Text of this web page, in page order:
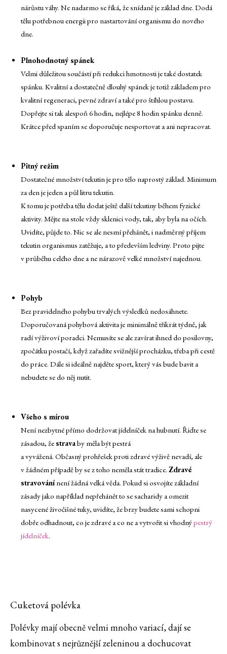
nárůstu váhy. Ne nadarmo se říká, že snídaně je základ dne. Dodá
tělu potřebnou energii pro nastartování organismu do nového
dne.
Plnohodnotný spánek
Velmi důležitou součástí při redukci hmotnosti je také dostatek
spánku. Kvalitní a dostatečně dlouhý spánek je totiž základem pro
kvalitní regeneraci, pevné zdraví a také pro štíhlou postavu.
Dopřejte si tak alespoň 6 hodin, nejlépe 8 hodin spánku denně.
Krátce před spaním se doporučuje nesportovat a ani nepracovat.
Pitný režim
Dostatečné množství tekutin je pro tělo naprostý základ. Minimum
za den je jeden a půl litru tekutin.
K tomu je potřeba tělu dodat ještě další tekutiny během fyzické
aktivity. Mějte na stole vždy sklenici vody, tak, aby byla na očích.
Uvidíte, půjde to. Nic se ale nesmí přehánět, i nadměrný příjem
tekutin organismus zatěžuje, a to především ledviny. Proto pijte
v průběhu celého dne a ne nárazově velké množství najednou.
Pohyb
Bez pravidelného pohybu trvalých výsledků nedosáhnete.
Doporučovaná pohybová aktivita je minimálně třikrát týdně, jak
radí výživoví poradci. Nemusíte se ale zavírat ihned do posilovny,
zpočátku postačí, když zařadíte svižnější procházku, třeba při cestě
do práce. Dále si ideálně najděte sport, který vás bude bavit a
nebudete se do něj nutit.
Všeho s mírou
Není nezbytné přímo dodržovat jídelníček na hubnutí. Řiďte se
zásadou, žestravaby měla být pestrá
a vyvážená. Občasný prohřešek proti zdravé výživě nevadí, ale
v žádném případě by se z toho neměla stát tradice. Zdravé
stravování není žádná velká věda. Pokud si osvojíte základní
zásady jako například nepřehánět to se sacharidy a omezit
nasycené živočišné tuky, uvidíte, že brzy budete sami schopni
dobře odhadnout, co je zdravé a co ne a vytvořit si vhodnýpestrý
jídelníček.
Cuketová polévka
Polévky mají obecně velmi mnoho variací, dají se
kombinovat s nejrůznější zeleninou a dochucovat